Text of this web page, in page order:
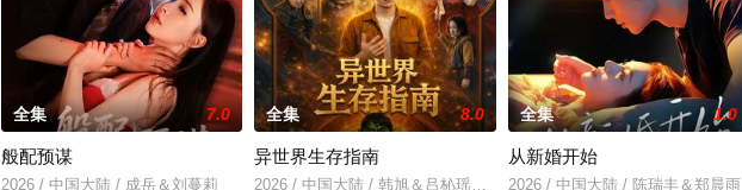
全集 7.0
般配预谋
2026 / 中国大陆 / 成岳＆刘蔓莉
全集 8.0
异世界生存指南
2026 / 中国大陆 / 韩旭＆吕杺瑶＆魏尊＆夏清＆金林
全集 1.0
从新婚开始
2026 / 中国大陆 / 陈瑞丰＆郑晨雨